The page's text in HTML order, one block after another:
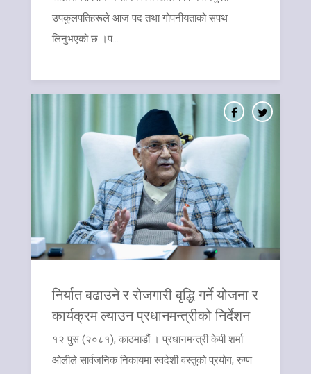
उपकुलपतिहरूले आज पद तथा गोपनीयताको सपथ
लिनुभएको छ ।प...
निर्यात बढाउने र रोजगारी बृद्धि गर्ने योजना र
कार्यक्रम ल्याउन प्रधानमन्त्रीको निर्देशन
१२ पुस (२०८१), काठमाडौं । प्रधानमन्त्री केपी शर्मा
ओलीले सार्वजनिक निकायमा स्वदेशी वस्तुको प्रयोग, रुग्ण